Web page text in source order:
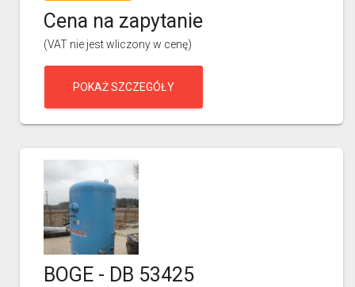
Cena na zapytanie
(VAT nie jest wliczony w cenę)
POKAŻ SZCZEGÓŁY
BOGE - DB 53425